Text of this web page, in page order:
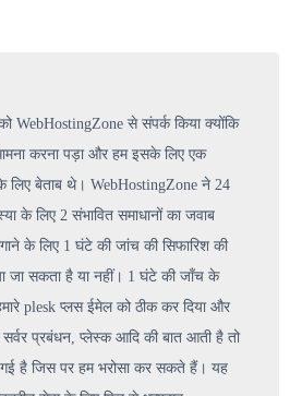
WebHostingZone से संपर्क किया क्योंकि
करना पड़ा और हम इसके लिए एक
लिए बेताब थे। WebHostingZone ने 24
के लिए 2 संभावित समाधानों का जवाब
के लिए 1 घंटे की जांच की सिफारिश की
जा सकता है या नहीं। 1 घंटे की जाँच के
plesk प्लस ईमेल को ठीक कर दिया और
प्रबंधन, प्लेस्क आदि की बात आती है तो
है जिस पर हम भरोसा कर सकते हैं। यह